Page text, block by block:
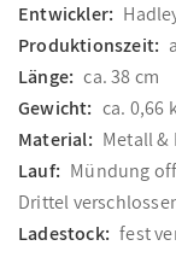
Entwickler:
Produktionszeit:
Länge: ca. 38 cm
Gewicht: ca. 0,66
Material: Metall &
Lauf: Mündung
Drittel
Ladestock: fest